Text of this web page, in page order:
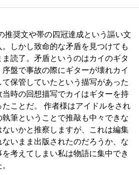
推奨文や帯の四冠達成という謳い文
しかし致命的な矛盾を見つけても
読了。矛盾というのはカイのギタ
序盤で事故の際にギターが壊れカイ
保管していたという描写があった
当時の回想描写でカイはギターを持
たことだ。 作者様はアイドルをされ
筆ということで推敲も中々できな
ないかと推察しますが、これは編集
いまま出版されたのだろうか、な
を考えてしまい私は物語に集中でき